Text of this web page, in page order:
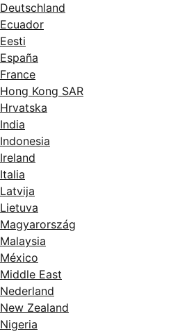
Deutschland
Ecuador
Eesti
España
France
Hong Kong SAR
Hrvatska
India
Indonesia
Ireland
Italia
Latvija
Lietuva
Magyarország
Malaysia
México
Middle East
Nederland
New Zealand
Nigeria